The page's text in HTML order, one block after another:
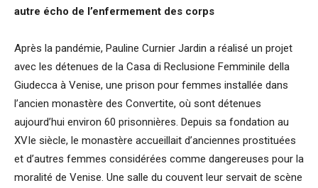
autre écho de l’enfermement des corps
Après la pandémie, Pauline Curnier Jardin a réalisé un projet
avec les détenues de la Casa di Reclusione Femminile della
Giudecca à Venise, une prison pour femmes installée dans
l’ancien monastère des Convertite, où sont détenues
aujourd’hui environ 60 prisonnières. Depuis sa fondation au
XVIe siècle, le monastère accueillait d’anciennes prostituées
et d’autres femmes considérées comme dangereuses pour la
moralité de Venise. Une salle du couvent leur servait de scène